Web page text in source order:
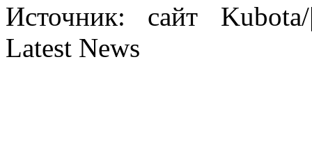
Источник: сайт
Latest News